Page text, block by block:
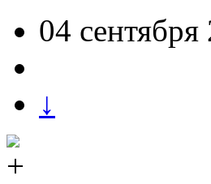
04
↓